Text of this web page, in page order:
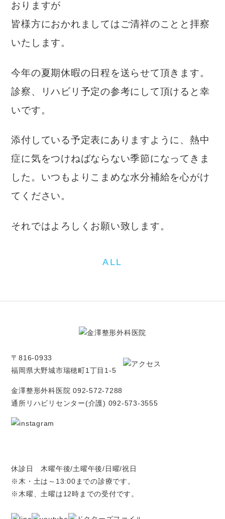
おりますが
皆様方におかれましてはご清祥のことと拝察
いたします。
今年の夏期休暇の日程を送らせて頂きます。
診察、リハビリ予定の参考にして頂けると幸
いです。
添付している予定表にありますように、熱中
症に気をつけねばならない季節になってきま
した。いつもよりこまめな水分補給を心がけ
てください。
それではよろしくお願い致します。
ALL
〒816-0933
福岡県大野城市瑞穂町1丁目1-5
金澤整形外科医院092-572-7288
通所リハビリセンター(介護) 092-573-3555
休診日 木曜午後/土曜午後/日曜/祝日
※木・土は～13:00までの診療です。
※木曜、土曜は12時までの受付です。